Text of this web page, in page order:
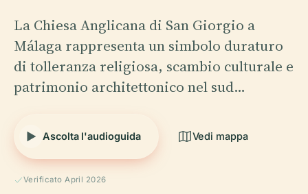
La Chiesa Anglicana di San Giorgio a
Málaga rappresenta un simbolo duraturo
di tolleranza religiosa, scambio culturale e
patrimonio architettonico nel sud…
Ascolta l'audioguida Vedi mappa
Verificato April 2026